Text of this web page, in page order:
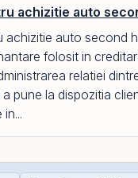
achizitie auto
achizitie auto second
folosit in
relatiei
pune la dispozitia